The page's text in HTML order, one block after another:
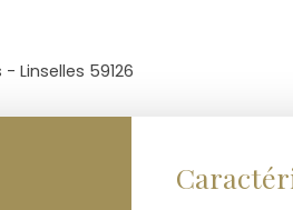
Linselles 59126